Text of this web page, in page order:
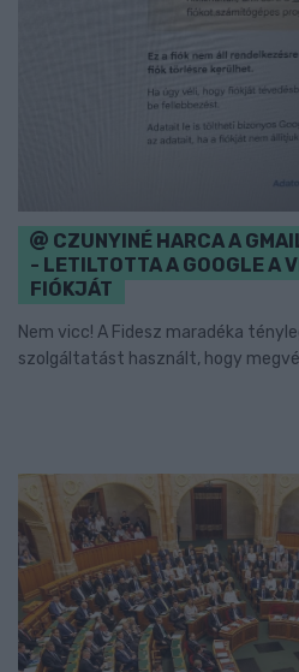
CZUNYINÉ HARCA A
- LETILTOTTA A GOOGLE A
FIÓKJÁT
Nem vicc! A Fidesz maradéka
szolgáltatást használt, hogy